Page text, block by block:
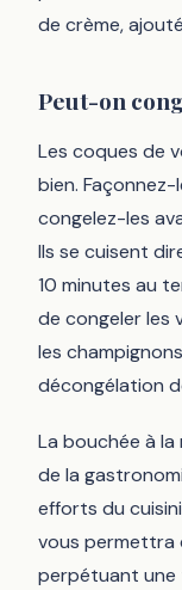
de crème,
Peut-on
Les coques de
bien.
congelez-les
Ils se cuisent
10 minutes au
de congeler les
les
décongélation
La bouchée à
de la
efforts du
vous permettra
perpétuant une